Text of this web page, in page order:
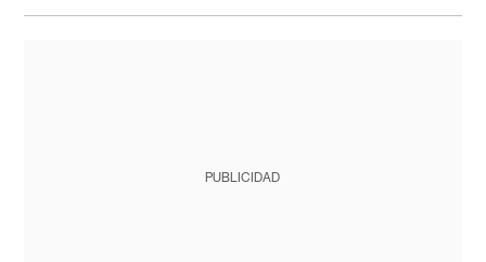
PUBLICIDAD